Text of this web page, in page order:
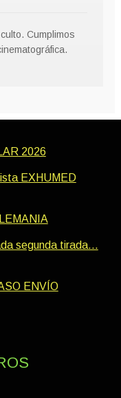
Cumplimos
2026
EXHUMED
segunda tirada…
ENVÍO